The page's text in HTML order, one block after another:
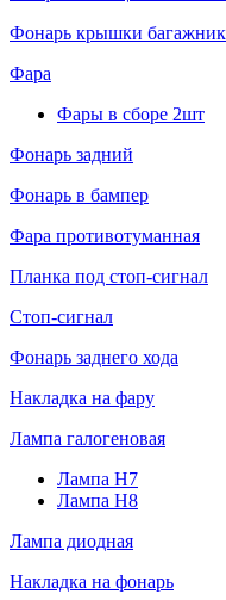
Фонарь крышки
Фара
Фары в сборе 2шт
Фонарь задний
Фонарь в бампер
Фара противотуманная
Планка под стоп-сигнал
Стоп-сигнал
Фонарь заднего хода
Накладка на фару
Лампа галогеновая
Лампа H7
Лампа H8
Лампа диодная
Накладка на фонарь